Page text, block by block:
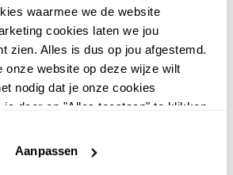
waarmee we de website
cookies laten we jou
zien. Alles is dus op jou afgestemd.
onze website op deze wijze wilt
nodig dat je onze cookies
door op "Alles toestaan" te klikken.
functioneert.
Aanpassen